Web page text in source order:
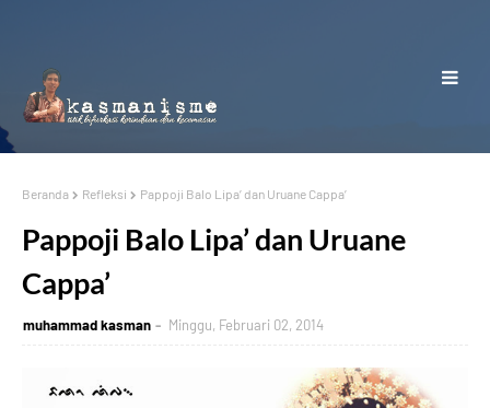
Beranda Refleksi Pappoji Balo Lipa’ dan Uruane Cappa’
Pappoji Balo Lipa’ dan Uruane
Cappa’
muhammad kasman Minggu, Februari 02, 2014